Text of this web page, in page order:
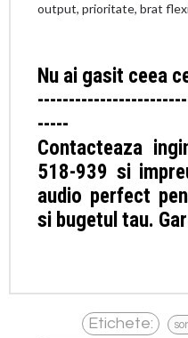
output, prioritate, brat
Nu ai gasit ceea
-----
Contacteaza
518-939 si
audio perfect
si bugetul tau.
Etichete: